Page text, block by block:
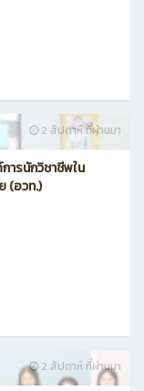
2 สัปดาห์ ที่ผ่านมา
ารนักวิชาชีพใน
(อวท.)
2 สัปดาห์ ที่ผ่านมา